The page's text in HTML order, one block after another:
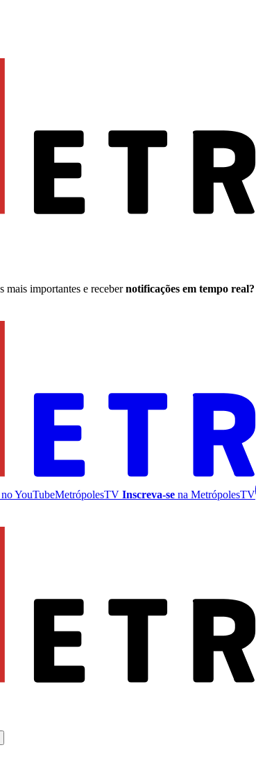
mais importantes e receber notificações em tempo real?
YouTubeMetrópolesTV Inscreva-se na MetrópolesTV